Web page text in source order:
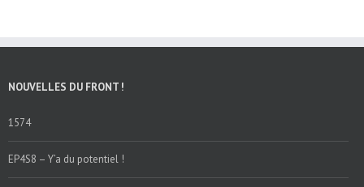
NOUVELLES DU FRONT !
1574
EP4S8 – Y’a du potentiel !